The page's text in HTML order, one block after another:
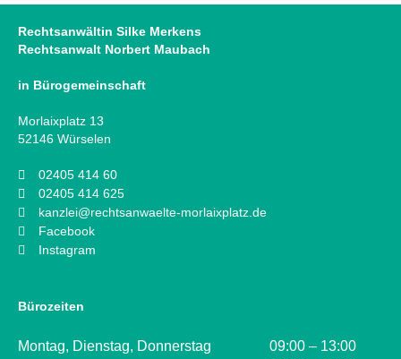
Rechtsanwältin Silke Merkens
Rechtsanwalt Norbert Maubach
in Bürogemeinschaft
Morlaixplatz 13
52146 Würselen
02405 414 60
02405 414 625
kanzlei@rechtsanwaelte-morlaixplatz.de
Facebook
Instagram
Bürozeiten
Montag, Dienstag, Donnerstag
09:00 – 13:00